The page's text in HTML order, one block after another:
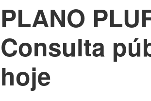
PLANO
Consulta
hoje